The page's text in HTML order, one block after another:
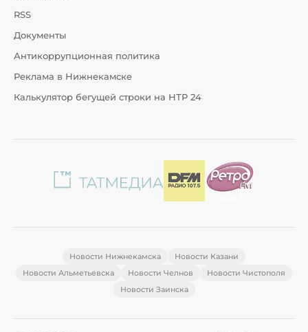
RSS
Документы
Антикоррупционная политика
Реклама в Нижнекамске
Калькулятор бегущей строки на НТР 24
Новости Нижнекамска
Новости Казани
Новости Альметьевска
Новости Челнов
Новости Чистополя
Новости Заинска